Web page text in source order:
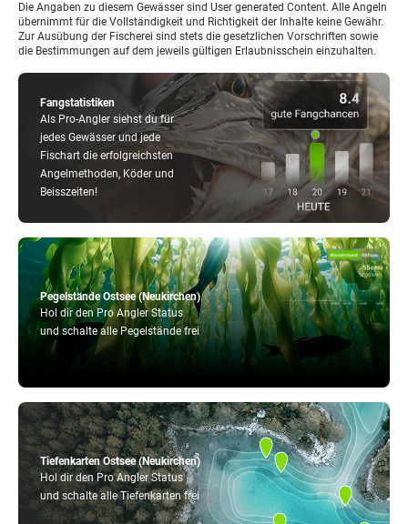
Tiefenkarten Ostsee (Neukirchen)
Hol dir den Pro Angler Status
und schalte alle Tiefenkarten frei
Pegelstände Ostsee (Neukirchen)
Hol dir den Pro Angler Status
und schalte alle Pegelstände frei
Fangstatistiken
Als Pro-Angler siehst du für
jedes Gewässer und jede
Fischart die erfolgreichsten
Angelmethoden, Köder und
Beisszeiten!
Die Angaben zu diesem Gewässer sind User generated Content. Alle Angeln
übernimmt für die Vollständigkeit und Richtigkeit der Inhalte keine Gewähr.
Zur Ausübung der Fischerei sind stets die gesetzlichen Vorschriften sowie
die Bestimmungen auf dem jeweils gültigen Erlaubnisschein einzuhalten.